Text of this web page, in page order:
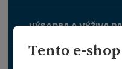
Tento e-
VÝSADBA A VÝŽIVA
OPORNÉ A